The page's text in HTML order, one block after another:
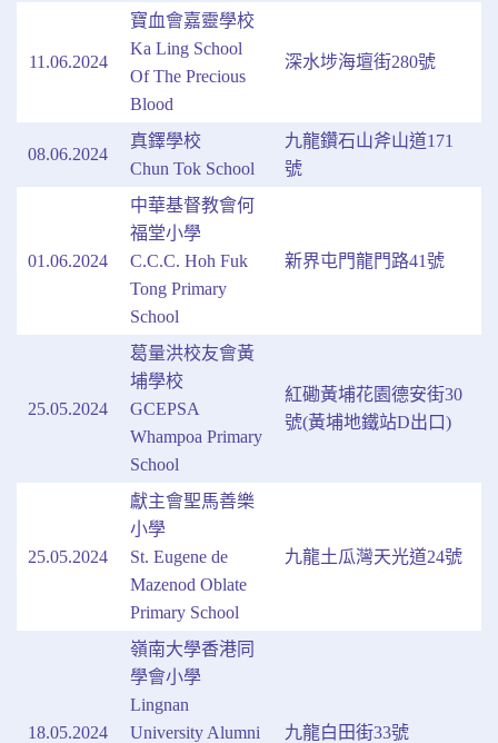
11.06.2024
寶血會嘉靈學校
Ka Ling School
Of The Precious
Blood
深水埗海壇街280號
08.06.2024
真鐸學校
Chun Tok School
九龍鑽石山斧山道171
號
01.06.2024
中華基督教會何
福堂小學
C.C.C. Hoh Fuk
Tong Primary
School
新界屯門龍門路41號
25.05.2024
葛量洪校友會黃
埔學校
GCEPSA
Whampoa Primary
School
紅磡黃埔花園德安街30
號(黃埔地鐵站D出口)
25.05.2024
獻主會聖馬善樂
小學
St. Eugene de
Mazenod Oblate
Primary School
九龍土瓜灣天光道24號
18.05.2024
嶺南大學香港同
學會小學
Lingnan
University Alumni
九龍白田街33號